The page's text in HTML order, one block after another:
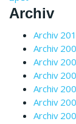
Archiv
Archiv
Archiv
Archiv
Archiv
Archiv
Archiv
Archiv